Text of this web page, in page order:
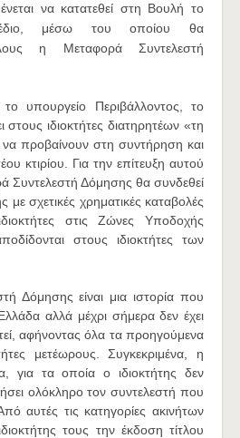
να κατατεθεί στη Βουλή το
μέσω του οποίου θα
η Μεταφορά Συντελεστή
υπουργείο Περιβάλλοντος, το
ιδιοκτήτες διατηρητέων «τη
να προβαίνουν στη συντήρηση και
κτιρίου. Για την επίτευξη αυτού
Συντελεστή Δόμησης θα συνδεθεί
σχετικές χρηματικές καταβολές
στις Ζώνες Υποδοχής
στους ιδιοκτήτες των
Δόμησης είναι μια ιστορία που
αλλά μέχρι σήμερα δεν έχει
αφήνοντας όλα τα προηγούμενα
μετέωρους. Συγκεκριμένα, η
για τα οποία ο ιδιοκτήτης δεν
ολόκληρο τον συντελεστή που
αυτές τις κατηγορίες ακινήτων
τους την έκδοση τίτλου